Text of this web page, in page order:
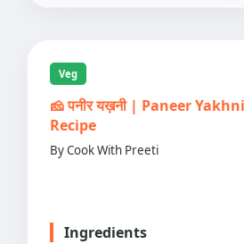
Veg
🧀 पनीर यख़नी | Paneer
Recipe
By Cook With Preeti
Ingredients